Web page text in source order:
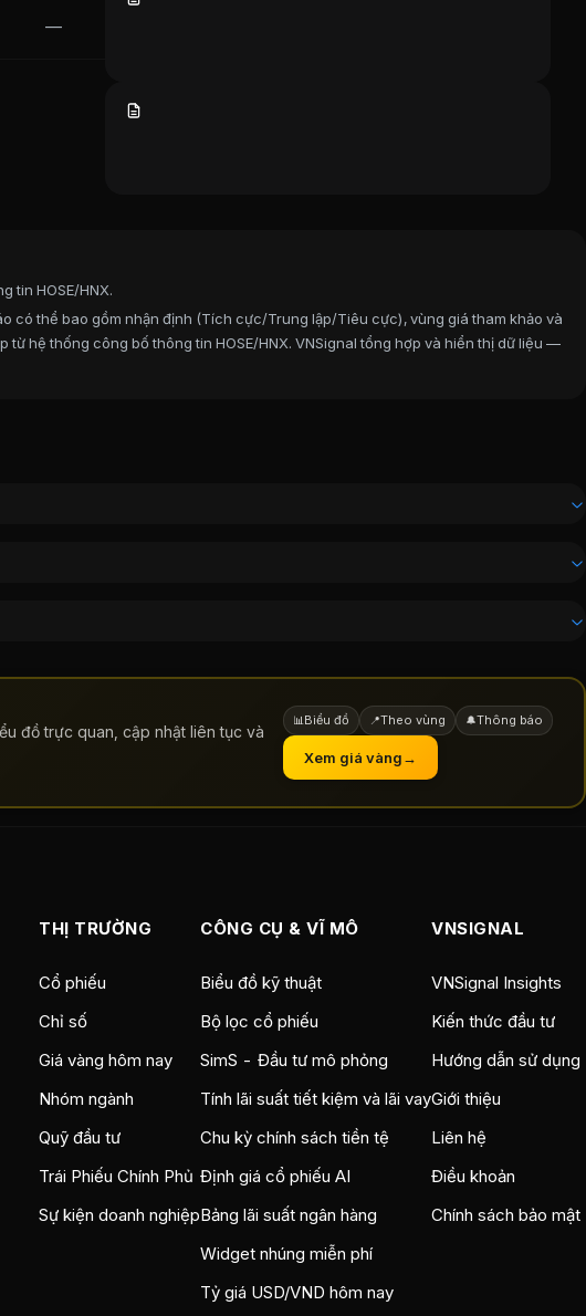
—
tin HOSE/HNX.
có thể bao gồm nhận định (Tích cực/Trung lập/Tiêu cực), vùng giá tham khảo và
hệ thống công bố thông tin HOSE/HNX. VNSignal tổng hợp và hiển thị dữ liệu —
đồ trực quan, cập nhật liên tục và
📊 Biểu đồ 📍Theo vùng 🔔Thông báo
Xem giá vàng→
THỊ TRƯỜNG
Cổ phiếu
Chỉ số
Giá vàng hôm nay
Nhóm ngành
Quỹ đầu tư
Trái Phiếu Chính Phủ
Sự kiện doanh nghiệp
CÔNG CỤ & VĨ MÔ
Biểu đồ kỹ thuật
Bộ lọc cổ phiếu
SimS - Đầu tư mô phỏng
Tính lãi suất tiết kiệm và lãi vay
Chu kỳ chính sách tiền tệ
Định giá cổ phiếu AI
Bảng lãi suất ngân hàng
Widget nhúng miễn phí
Tỷ giá USD/VND hôm nay
VNSIGNAL
VNSignal Insights
Kiến thức đầu tư
Hướng dẫn sử dụng
Giới thiệu
Liên hệ
Điều khoản
Chính sách bảo mật